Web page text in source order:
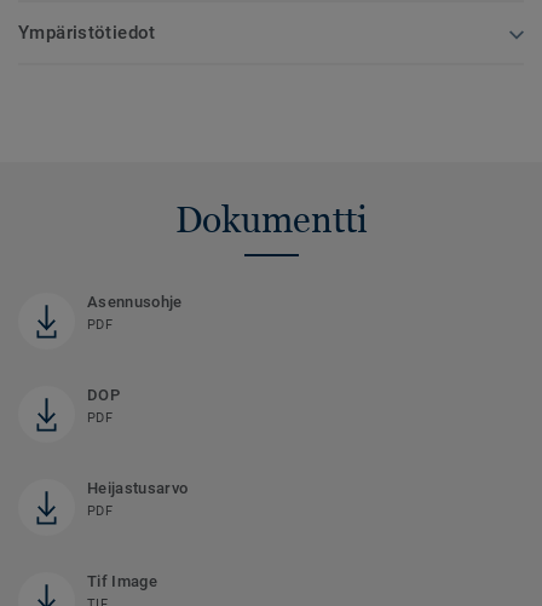
Ympäristötiedot
Dokumentti
Asennusohje
PDF
DOP
PDF
Heijastusarvo
PDF
Tif Image